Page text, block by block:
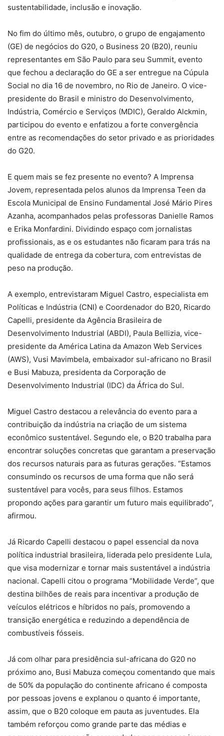
sustentabilidade, inclusão e inovação.
No fim do último mês, outubro, o grupo de engajamento
(GE) de negócios do G20, o Business 20 (B20), reuniu
representantes em São Paulo para seu Summit, evento
que fechou a declaração do GE a ser entregue na Cúpula
Social no dia 16 de novembro, no Rio de Janeiro. O vice-
presidente do Brasil e ministro do Desenvolvimento,
Indústria, Comércio e Serviços (MDIC), Geraldo Alckmin,
participou do evento e enfatizou a forte convergência
entre as recomendações do setor privado e as prioridades
do G20.
E quem mais se fez presente no evento? A Imprensa
Jovem, representada pelos alunos da Imprensa Teen da
Escola Municipal de Ensino Fundamental José Mário Pires
Azanha, acompanhados pelas professoras Danielle Ramos
e Erika Monfardini. Dividindo espaço com jornalistas
profissionais, as e os estudantes não ficaram para trás na
qualidade de entrega da cobertura, com entrevistas de
peso na produção.
A exemplo, entrevistaram Miguel Castro, especialista em
Políticas e Indústria (CNI) e Coordenador do B20, Ricardo
Capelli, presidente da Agência Brasileira de
Desenvolvimento Industrial (ABDI), Paula Bellizia, vice-
presidente da América Latina da Amazon Web Services
(AWS), Vusi Mavimbela, embaixador sul-africano no Brasil
e Busi Mabuza, presidenta da Corporação de
Desenvolvimento Industrial (IDC) da África do Sul.
Miguel Castro destacou a relevância do evento para a
contribuição da indústria na criação de um sistema
econômico sustentável. Segundo ele, o B20 trabalha para
encontrar soluções concretas que garantam a preservação
dos recursos naturais para as futuras gerações. “Estamos
consumindo os recursos de uma forma que não será
sustentável para vocês, para seus filhos. Estamos
propondo ações para garantir um futuro mais equilibrado”,
afirmou.
Já Ricardo Capelli destacou o papel essencial da nova
política industrial brasileira, liderada pelo presidente Lula,
que visa modernizar e tornar mais sustentável a indústria
nacional. Capelli citou o programa “Mobilidade Verde”, que
destina bilhões de reais para incentivar a produção de
veículos elétricos e híbridos no país, promovendo a
transição energética e reduzindo a dependência de
combustíveis fósseis.
Já com olhar para presidência sul-africana do G20 no
próximo ano, Busi Mabuza começou comentando que mais
de 50% da população do continente africano é composta
por pessoas jovens e explanou o quanto é importante,
assim, que o B20 coloque em pauta as juventudes. Ela
também reforçou como grande parte das médias e